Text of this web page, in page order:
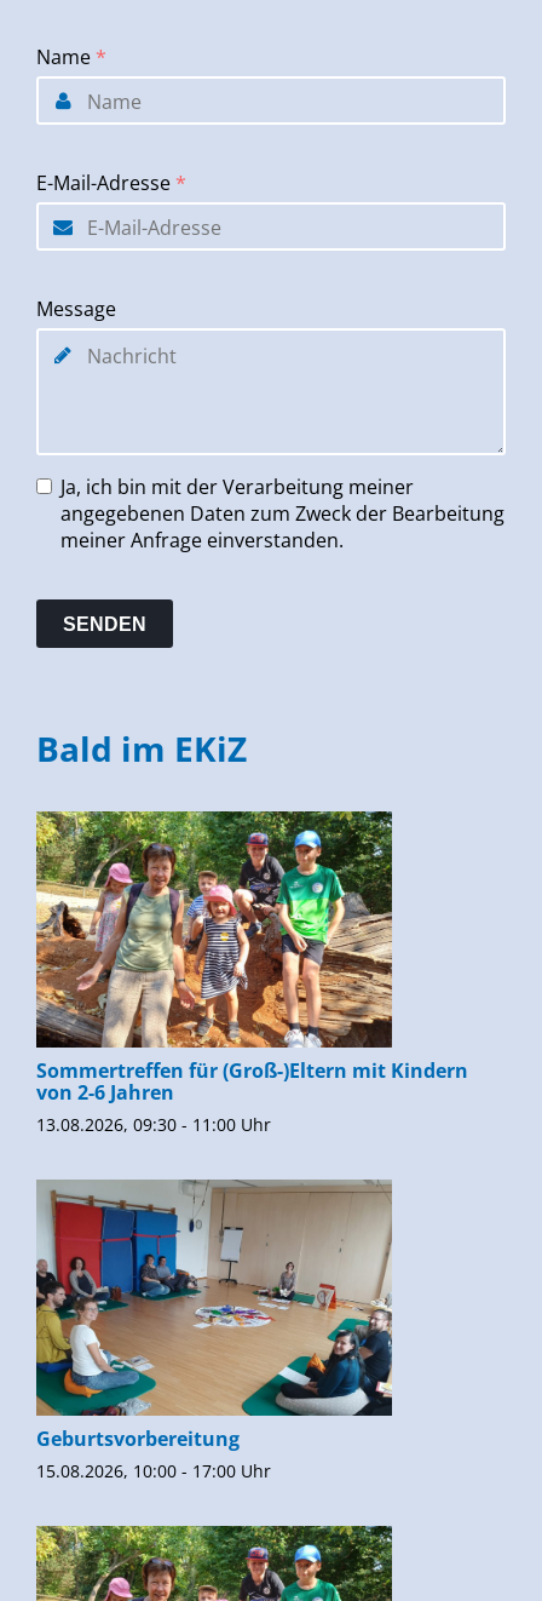
Name *
E-Mail-Adresse *
Message
Ja, ich bin mit der Verarbeitung meiner
angegebenen Daten zum Zweck der Bearbeitung
meiner Anfrage einverstanden.
Bald im EKiZ
Sommertreffen für (Groß-)Eltern mit Kindern
von 2-6 Jahren
13.08.2026, 09:30 - 11:00 Uhr
Geburtsvorbereitung
15.08.2026, 10:00 - 17:00 Uhr